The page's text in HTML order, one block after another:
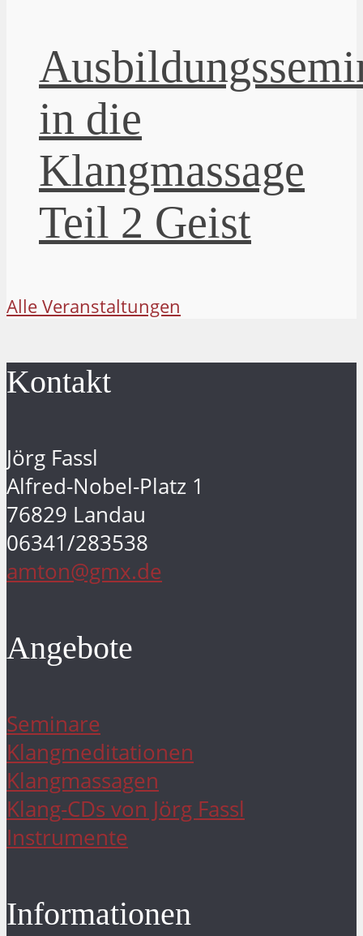
in die
Klangmassage
Teil 2 Geist
Alle Veranstaltungen
Kontakt
Jörg Fassl
Alfred-Nobel-Platz 1
76829 Landau
06341/283538
amton@gmx.de
Angebote
Seminare
Klangmeditationen
Klangmassagen
Klang-CDs von Jörg Fassl
Instrumente
Informationen